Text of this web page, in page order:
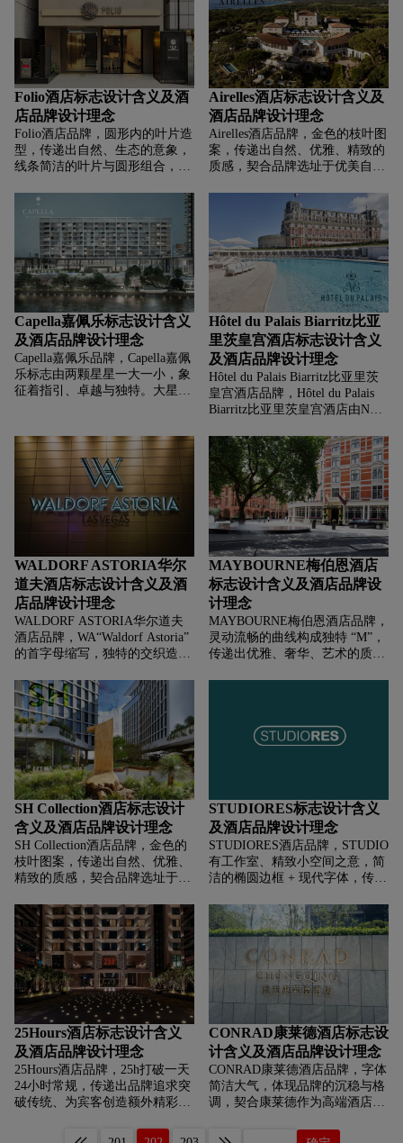
念，展现品牌在萨凡纳高端酒店
市场的差异化特色。
Folio酒店标志设计含义及酒
店品牌设计理念
Folio酒店品牌，‌‌‌圆形内的叶片造
型，传递出自然、生态的意象，
线条简洁的叶片与圆形组合，营
下审美趋势，传递出品牌追求简
洁而富有内涵的设计理念，给人
精致、优雅的视觉感受。
Airelles酒店标志设计含义及
酒店品牌设计理念
Airelles酒店品牌，‌‌‌金色的枝叶图
案，传递出自然、优雅、精致的
质感，契合品牌选址于优美自然
之美与奢华服务融合，为宾客营
造富有格调的度假环境。简洁大
气的衬线字体，体现高端、经典
的品牌定位，传递出品牌对奢华
品质与传统优雅，金色象征奢
华、尊贵，与植物元素结合，既
展现自然韵味又凸显高端质感，
强化品牌的奢华度假属性。
Capella嘉佩乐标志设计含义
及酒店品牌设计理念
Capella嘉佩乐品牌，‌‌‌Capella嘉佩
乐标志由两颗星星一大一小，象
征着指引、卓越与独特。大星可
为宾客打造专属、闪耀的度假体
验 ，也传递出品牌 “在全球目的
地点亮高端度假之旅” 的愿景，
呼应其在各地甄选独特区位打造
酒店的理念。
Hôtel du Palais Biarritz比亚
里茨皇宫酒店标志设计含义
及酒店品牌设计理念
Hôtel du Palais Biarritz比亚里茨
皇宫酒店品牌，‌‌‌Hôtel du Palais
Biarritz比亚里茨皇宫酒店由NE
复古优雅感，传承法式宫廷美
学，强化品牌独特性与历史底
蕴。皇冠象征皇室血统与高贵地
位，它曾是拿破仑三世为欧仁妮
皇后建造的宫殿 ，传递奢华、尊
荣的品牌基因，暗示宾客能享受
王室般体验。红色调热烈、经
典，契合法式奢华与酒店的历史
厚重感。
WALDORF ASTORIA华尔
道夫酒店标志设计含义及酒
店品牌设计理念
WALDORF ASTORIA华尔道夫
酒店品牌，‌‌‌WA“Waldorf Astoria”
的首字母缩写，独特的交织造
典、高端的基因，象征华尔道夫
在酒店业的独特地位与历史传
承。线条的设计精致且富有层次
感，体现华尔道夫酒店一贯追求
的奢华品质与细腻服务，暗示宾
客在此能享受到高端、精致的住
宿体验。
MAYBOURNE梅伯恩酒店
标志设计含义及酒店品牌设
计理念
MAYBOURNE梅伯恩酒店品牌，‌‌‌
灵动流畅的曲线构成独特 “M”，
传递出优雅、奢华、艺术的质
应，强化品牌识别，墨绿色调与
流畅线条结合，营造出高端、典
SH Collection酒店标志设计
含义及酒店品牌设计理念
SH Collection酒店品牌，‌‌‌金色的
枝叶图案，传递出自然、优雅、
精致的质感，契合品牌选址于优
将自然之美与奢华服务融合，为
宾客营造富有格调的度假环境。
简洁大气的衬线字体，体现高
端、经典的品牌定位，传递出品
牌对奢华品质与传统优雅，金色
象征奢华、尊贵，与植物元素结
合，既展现自然韵味又凸显高端
质感，强化品牌的奢华度假属
性。
STUDIORES标志设计含义
及酒店品牌设计理念
STUDIORES酒店品牌，‌‌‌STUDIO
有工作室、精致小空间之意，简
洁的椭圆边框 + 现代字体，传递
追求独特居住体验的客群，打造
“精致小空间 + 创意居住”品牌形
25Hours酒店标志设计含义
及酒店品牌设计理念
25Hours酒店品牌，‌‌‌25h打破一天
24小时常规，传递出品牌追求突
破传统、为宾客创造额外精彩时
“twenty five hours hotels”组合，
CONRAD康莱德酒店标志设
计含义及酒店品牌设计理念
CONRAD康莱德酒店品牌，‌‌‌字体
简洁大气，体现品牌的沉稳与格
调，契合康莱德作为高端酒店品
的黑白色调，经典且高端，传递